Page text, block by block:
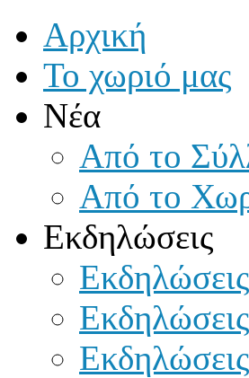
Αρχική
Το χωριό μας
Νέα
Από το
Από το
Εκδηλώσεις